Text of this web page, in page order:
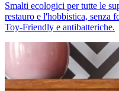
Smalti ecologici per tutte le
restauro e l'hobbistica, senza
Toy-Friendly e antibatteriche.